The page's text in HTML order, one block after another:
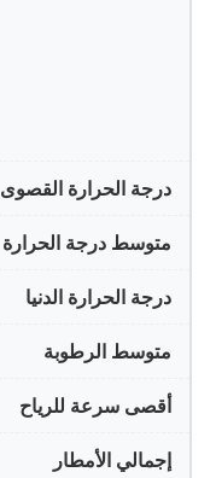
درجة الحرارة القصوى
متوسط درجة الحرارة
درجة الحرارة الدنيا
متوسط الرطوبة
أقصى سرعة للرياح
إجمالي الأمطار